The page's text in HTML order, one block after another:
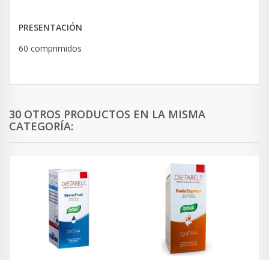
PRESENTACIÓN
60 comprimidos
30 OTROS PRODUCTOS EN LA MISMA
CATEGORÍA: